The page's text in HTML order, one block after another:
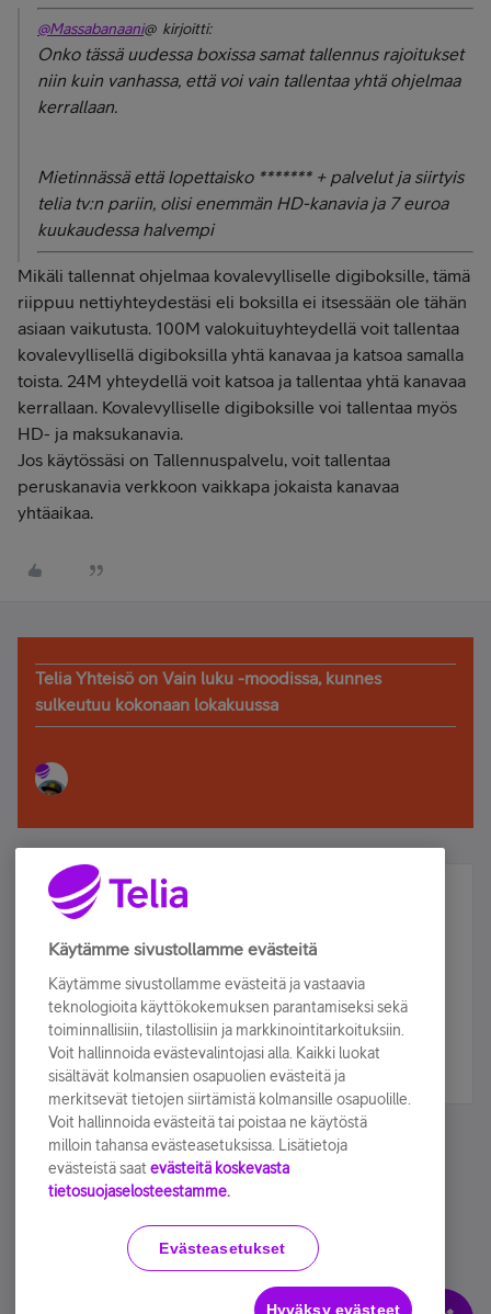
@Massabanaani@ kirjoitti:
Onko tässä uudessa boxissa samat tallennus rajoitukset
niin kuin vanhassa, että voi vain tallentaa yhtä ohjelmaa
kerrallaan.
Mietinnässä että lopettaisko ******* + palvelut ja siirtyis
telia tv:n pariin, olisi enemmän HD-kanavia ja 7 euroa
kuukaudessa halvempi
Mikäli tallennat ohjelmaa kovalevylliselle digiboksille, tämä
riippuu nettiyhteydestäsi eli boksilla ei itsessään ole tähän
asiaan vaikutusta. 100M valokuituyhteydellä voit tallentaa
kovalevyllisellä digiboksilla yhtä kanavaa ja katsoa samalla
toista. 24M yhteydellä voit katsoa ja tallentaa yhtä kanavaa
kerrallaan. Kovalevylliselle digiboksille voi tallentaa myös
HD- ja maksukanavia.
Jos käytössäsi on Tallennuspalvelu, voit tallentaa
peruskanavia verkkoon vaikkapa jokaista kanavaa
yhtäaikaa.
Telia Yhteisö on Vain luku -moodissa, kunnes
sulkeutuu kokonaan lokakuussa
Älä jää paitsi – osallistu ja voita!
Tilaa Telian uutiskirje ja olet mukana arvonnassa.
sähköpostiisi.
Tilaa nyt
Käyttöehdot Accessibility statement
Käytämme sivustollamme evästeitä
Käytämme sivustollamme evästeitä ja vastaavia
teknologioita käyttökokemuksen parantamiseksi sekä
toiminnallisiin, tilastollisiin ja markkinointitarkoituksiin.
Voit hallinnoida evästevalintojasi alla. Kaikki luokat
sisältävät kolmansien osapuolien evästeitä ja
merkitsevät tietojen siirtämistä kolmansille osapuolille.
Voit hallinnoida evästeitä tai poistaa ne käytöstä
milloin tahansa evästeasetuksissa. Lisätietoja
evästeistä saat evästeitä koskevasta
tietosuojaselosteestamme.
Evästeasetukset
Hyväksy evästeet